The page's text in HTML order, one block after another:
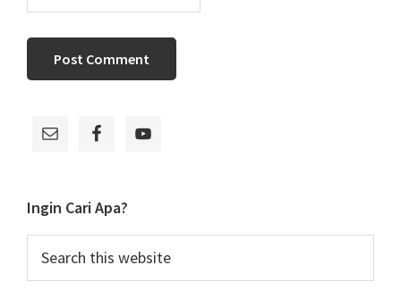
Primary
Ingin Cari Apa?
this